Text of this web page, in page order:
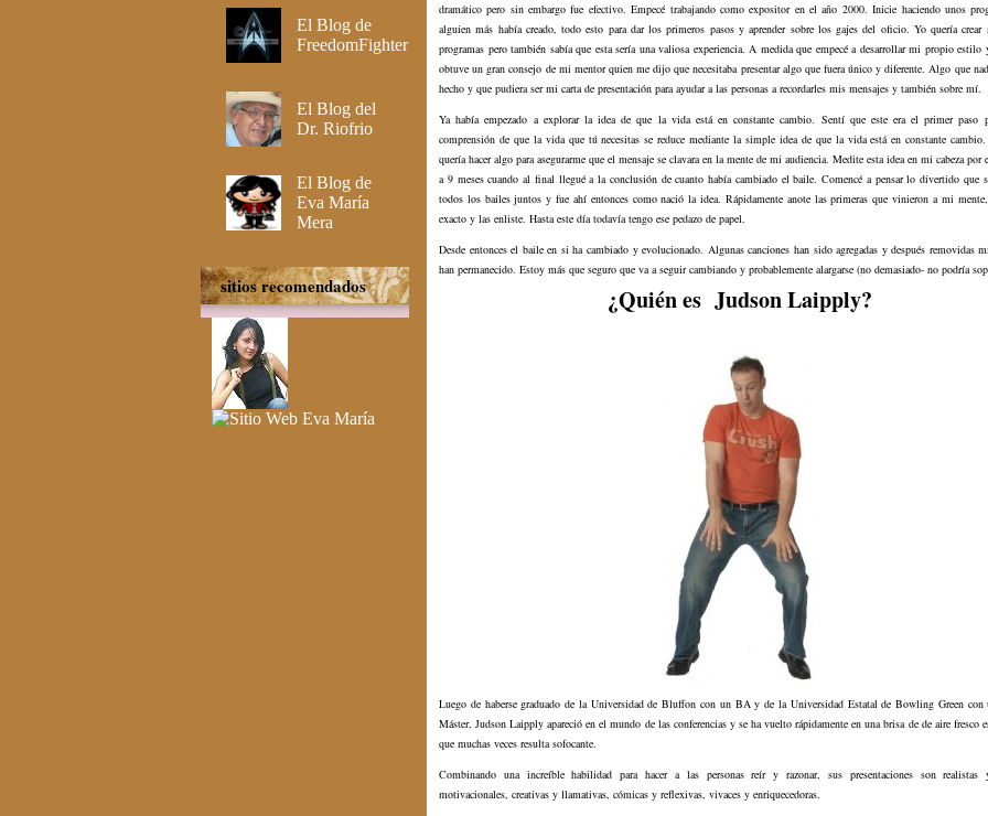
El Blog de
FreedomFighter
El Blog del
Dr. Riofrio
El Blog de
Eva María
Mera
sitios recomendados
dramático pero sin embargo fue efectivo. Empecé trabajando como expositor en el año 2000. Inicie haciendo unos
alguien más había creado, todo esto para dar los primeros pasos y aprender sobre los gajes del oficio. Yo quería
programas pero también sabía que esta sería una valiosa experiencia. A medida que empecé a desarrollar mi propio estilo
obtuve un gran consejo de mi mentor quien me dijo que necesitaba presentar algo que fuera único y diferente. Algo que
hecho y que pudiera ser mi carta de presentación para ayudar a las personas a recordarles mis mensajes y también sobre mí.
Ya había empezado a explorar la idea de que la vida está en constante cambio. Sentí que este era el primer paso
comprensión de que la vida que tú necesitas se reduce mediante la simple idea de que la vida está en constante
quería hacer algo para asegurarme que el mensaje se clavara en la mente de mi audiencia. Medite esta idea en mi cabeza por
a 9 meses cuando al final llegué a la conclusión de cuanto había cambiado el baile. Comencé a pensar lo divertido que
todos los bailes juntos y fue ahí entonces como nació la idea. Rápidamente anote las primeras que vinieron a mi
exacto y las enliste. Hasta este día todavía tengo ese pedazo de papel.
Desde entonces el baile en si ha cambiado y evolucionado. Algunas canciones han sido agregadas y después removidas
han permanecido. Estoy más que seguro que va a seguir cambiando y probablemente alargarse (no demasiado- no podría
¿Quién es Judson Laipply?
Luego de haberse graduado de la Universidad de Bluffon con un BA y de la Universidad Estatal de Bowling Green
Máster, Judson Laipply apareció en el mundo de las conferencias y se ha vuelto rápidamente en una brisa de de aire fresco
que muchas veces resulta sofocante.
Combinando una increíble habilidad para hacer a las personas reír y razonar, sus presentaciones son realistas
motivacionales, creativas y llamativas, cómicas y reflexivas, vivaces y enriquecedoras.